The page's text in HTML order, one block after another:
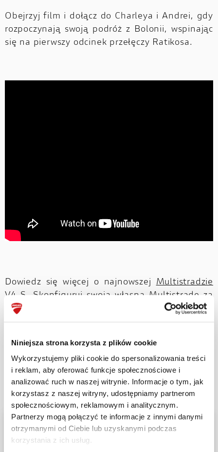
Niniejsza strona korzysta z plików cookie
Wykorzystujemy pliki cookie do spersonalizowania treści
i reklam, aby oferować funkcje społecznościowe i
analizować ruch w naszej witrynie. Informacje o tym, jak
korzystasz z naszej witryny, udostępniamy partnerom
społecznościowym, reklamowym i analitycznym.
Partnerzy mogą połączyć te informacje z innymi danymi
otrzymanymi od Ciebie lub uzyskanymi podczas
korzystania z ich usług.
Obejrzyj film i dołącz do Charleya i Andrei, gdy
rozpoczynają swoją podróż z Bolonii, wspinając
się na pierwszy odcinek przełęczy Ratikosa.
Dowiedz się więcej o najnowszej Multistradzie
V4 S
. Skonfiguruj swoją własną Multistradę za
pomocą